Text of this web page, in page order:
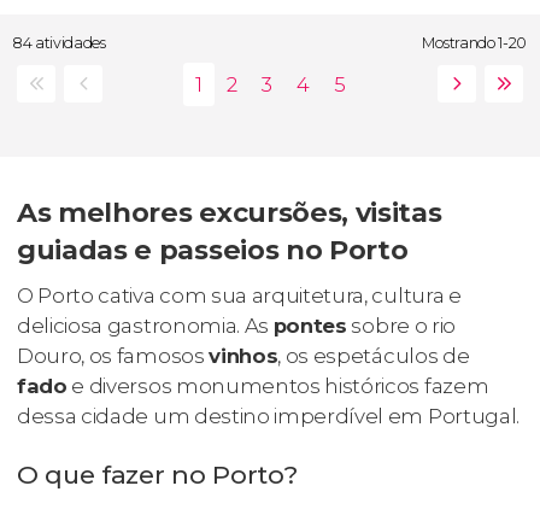
84 atividades Mostrando 1-20
As melhores excursões, visitas
guiadas e passeios no Porto
O Porto cativa com sua arquitetura, cultura e
deliciosa gastronomia. As pontes sobre o rio
Douro, os famososvinhos, os espetáculos de
fado e diversos monumentos históricos fazem
dessa cidade um destino imperdível em Portugal.
O que fazer no Porto?